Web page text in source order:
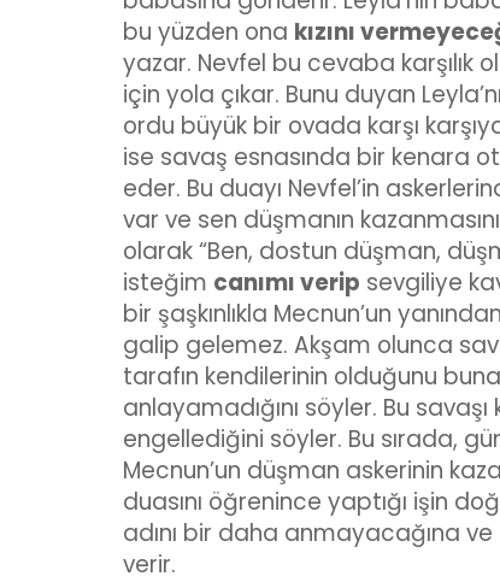
bu yüzden ona kızını
yazar. Nevfel bu cevaba karşılık
için yola çıkar. Bunu duyan
ordu büyük bir ovada karşı
ise savaş esnasında bir kenara
eder. Bu duayı Nevfel’in
var ve sen düşmanın
olarak “Ben, dostun düşman,
isteğim canımı verip sevgiliye
bir şaşkınlıkla Mecnun’un
galip gelemez. Akşam olunca
tarafın kendilerinin olduğunu
anlayamadığını söyler. Bu
engellediğini söyler. Bu sırada,
Mecnun’un düşman askerinin
duasını öğrenince yaptığı işin
adını bir daha anmayacağına
verir.